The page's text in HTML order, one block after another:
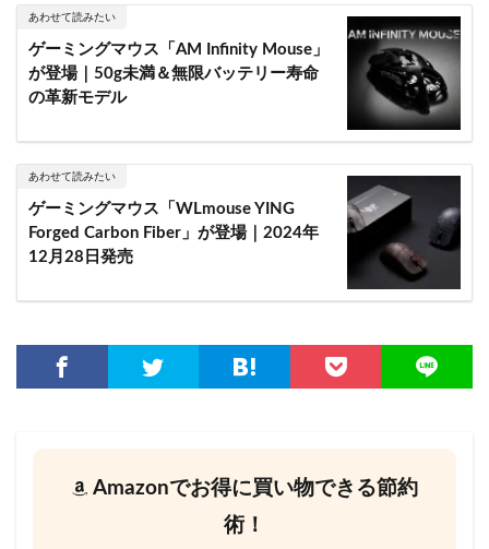
あわせて読みたい
ゲーミングマウス「AM Infinity Mouse」
が登場｜50g未満＆無限バッテリー寿命
の革新モデル
あわせて読みたい
ゲーミングマウス「WLmouse YING
Forged Carbon Fiber」が登場｜2024年
12月28日発売
Amazonでお得に買い物できる節約
術！